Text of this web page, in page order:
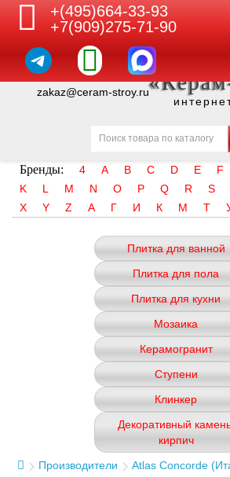
+(495)664-33-93
+7(909)275-71-90
zakaz@ceram-stroy.ru
Бренды: 4 A B C D E F
K
L M N O P Q R S
X
Y Z А Г И К М Т
Плитка для ванной
Плитка для пола
Плитка для кухни
Мозаика
Керамогранит
Ступени
Клинкер
Декоративный
кирпич
Производители
Atlas Concorde